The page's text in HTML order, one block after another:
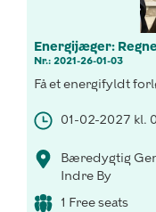
Nr.: 2021-26-01-03
Få et energifyldt
01-02-2027 kl.
Bæredygtig
Indre By
1 Free seats